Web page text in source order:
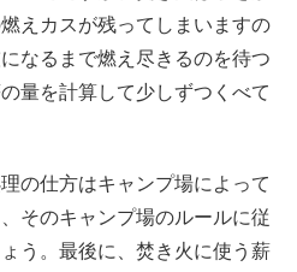
えカスが残ってしまいますの
なるまで燃え尽きるのを待つ
量を計算して少しずつくべて
の仕方はキャンプ場によって
そのキャンプ場のルールに従
う。最後に、焚き火に使う薪